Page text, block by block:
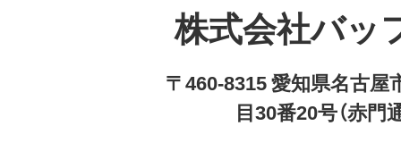
株式会社バッ
〒460-8315 愛知県名古屋
目30番20号（赤門